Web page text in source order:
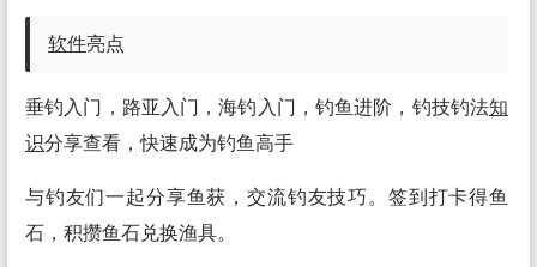
软件亮点
垂钓入门，路亚入门，海钓入门，钓鱼进阶，钓技钓法知
识分享查看，快速成为钓鱼高手
与钓友们一起分享鱼获，交流钓友技巧。签到打卡得鱼
石，积攒鱼石兑换渔具。